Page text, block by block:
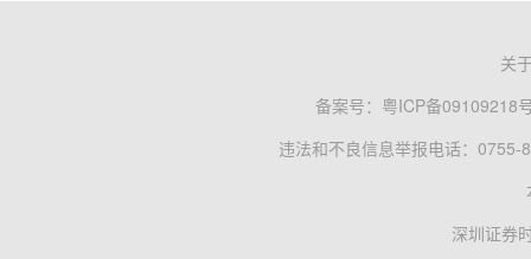
关
备案号： 粤ICP备09109218
违法和不良信息举报电话：0755-
深圳证券